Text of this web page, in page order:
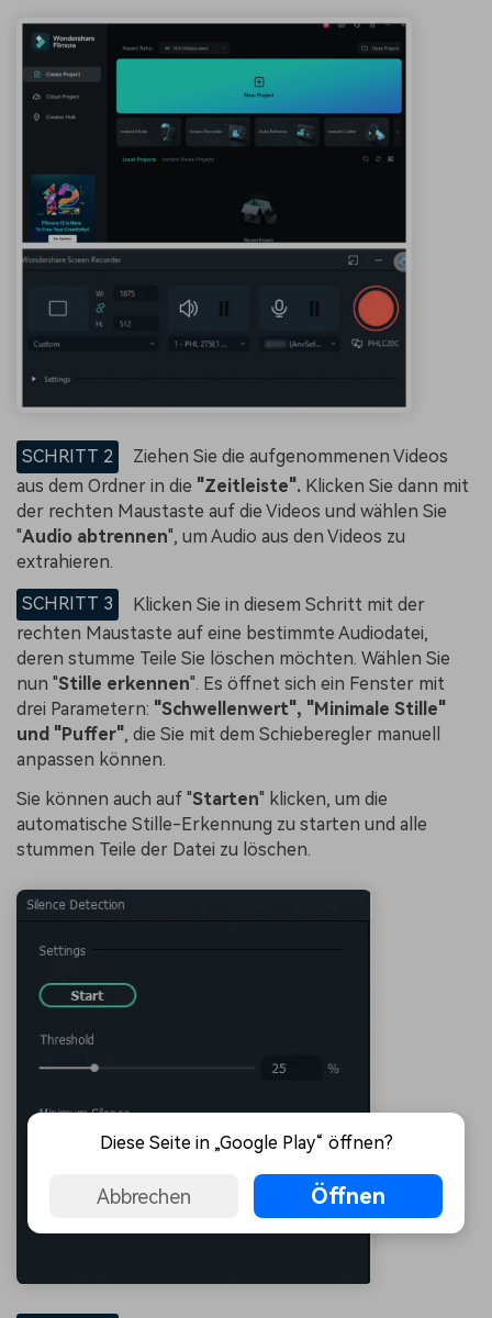
SCHRITT 2
Ziehen Sie die aufgenommenen Videos
aus dem Ordner in die "Zeitleiste". Klicken Sie dann mit
der rechten Maustaste auf die Videos und wählen Sie
"Audio abtrennen", um Audio aus den Videos zu
extrahieren.
SCHRITT 3
Klicken Sie in diesem Schritt mit der
rechten Maustaste auf eine bestimmte Audiodatei,
deren stumme Teile Sie löschen möchten. Wählen Sie
nun "Stille erkennen". Es öffnet sich ein Fenster mit
drei Parametern: "Schwellenwert", "Minimale Stille"
und "Puffer", die Sie mit dem Schieberegler manuell
anpassen können.
Sie können auch auf "Starten" klicken, um die
automatische Stille-Erkennung zu starten und alle
stummen Teile der Datei zu löschen.
Diese Seite in „Google Play“ öffnen?
Abbrechen Öffnen